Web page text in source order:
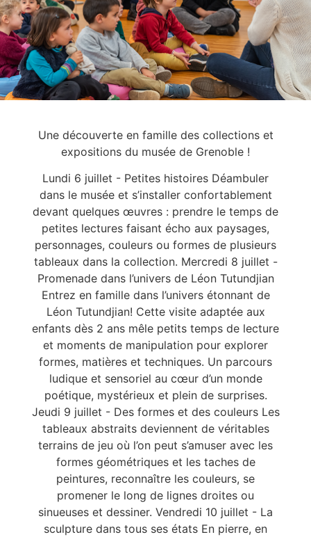
Une découverte en famille des collections et
expositions du musée de Grenoble !
Lundi 6 juillet - Petites histoires Déambuler
dans le musée et s’installer confortablement
devant quelques œuvres : prendre le temps de
petites lectures faisant écho aux paysages,
personnages, couleurs ou formes de plusieurs
tableaux dans la collection. Mercredi 8 juillet -
Promenade dans l’univers de Léon Tutundjian
Entrez en famille dans l’univers étonnant de
Léon Tutundjian! Cette visite adaptée aux
enfants dès 2 ans mêle petits temps de lecture
et moments de manipulation pour explorer
formes, matières et techniques. Un parcours
ludique et sensoriel au cœur d’un monde
poétique, mystérieux et plein de surprises.
Jeudi 9 juillet - Des formes et des couleurs Les
tableaux abstraits deviennent de véritables
terrains de jeu où l’on peut s’amuser avec les
formes géométriques et les taches de
peintures, reconnaître les couleurs, se
promener le long de lignes droites ou
sinueuses et dessiner. Vendredi 10 juillet - La
sculpture dans tous ses états En pierre, en